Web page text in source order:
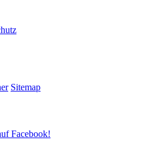
Sitemap
Facebook!